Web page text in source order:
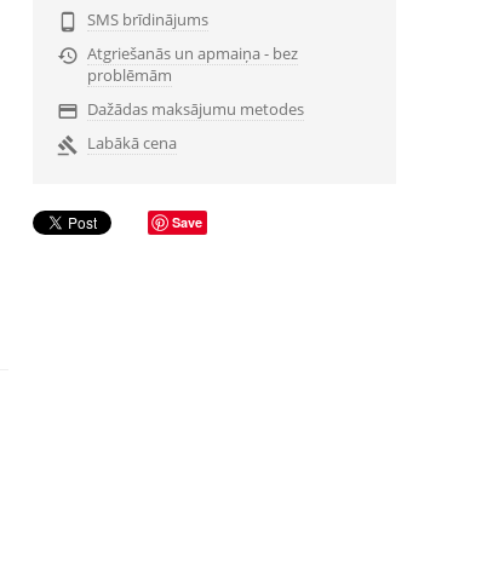

SMS brīdinājums
 Atgriešanās un apmaiņa - bez
problēmām
 Dažādas maksājumu metodes
 Labākā cena
Save